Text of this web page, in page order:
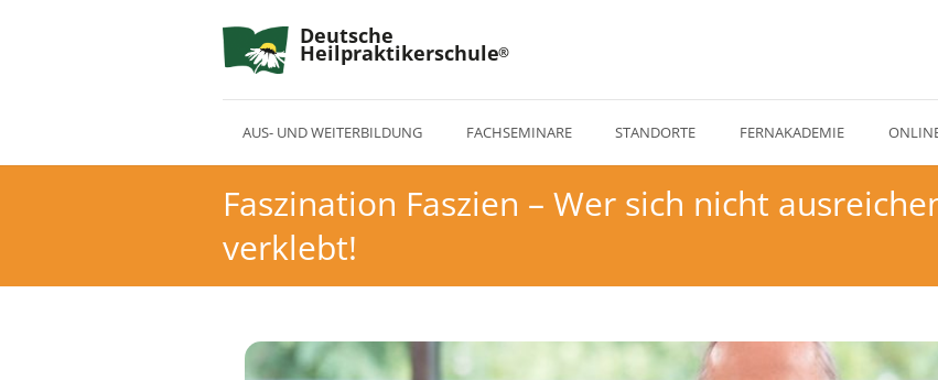
Deutsche
Heilpraktikerschule
AUS- UND WEITERBILDUNG FACHSEMINARE STANDORTE FERNAKADEMIE
Faszination Faszien – Wer sich nicht
verklebt!